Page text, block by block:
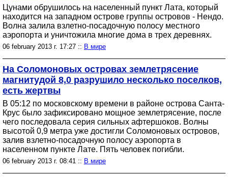
Цунами обрушилось на населенный пункт Лата, который
находится на западном острове группы островов - Нендо.
Волна залила взлетно-посадочную полосу местного
аэропорта и уничтожила многие дома в трех деревнях.
06 february 2013 г. 17:27 :: В мире
На Соломоновых островах землетрясение
магнитудой 8,0 разрушило несколько поселков,
есть жертвы
В 05:12 по московскому времени в районе острова Санта-
Крус было зафиксировано мощное землетрясение, после
чего последовала серия сильных афтершоков. Волны
высотой 0,9 метра уже достигли Соломоновых островов,
залив взлетно-посадочную полосу аэропорта в
населенном пункте Лате. Пять человек погибли.
06 february 2013 г. 08:41 :: В мире